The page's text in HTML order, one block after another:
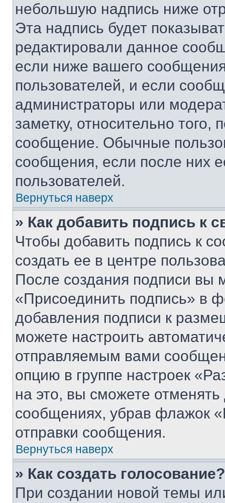
небольшую надпись ниже
Эта надпись будет
редактировали данное
если ниже вашего
пользователей, и если
администраторы или
заметку, относительно
сообщение. Обычные
сообщения, если после них
пользователей.
Вернуться наверх
» Как добавить подпись к
Чтобы добавить подпись к
создать ее в центре
После создания подписи вы
«Присоединить подпись» в
добавления подписи к
можете настроить
отправляемым вами
опцию в группе настроек
на это, вы сможете
сообщениях, убрав флажок
отправки сообщения.
Вернуться наверх
» Как создать голосование?
При создании новой темы